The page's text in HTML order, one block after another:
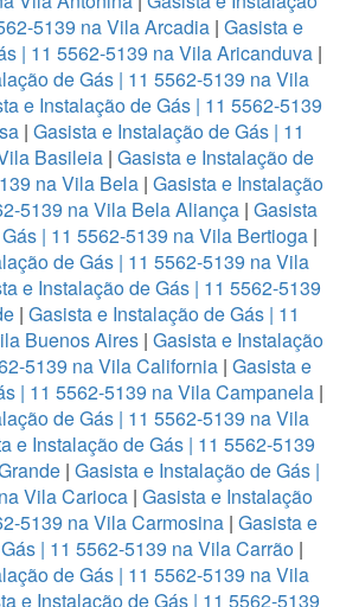
5139 na Vila Arcadia | Gasista e
| 11 5562-5139 na Vila Aricanduva |
de Gás | 11 5562-5139 na Vila
e Instalação de Gás | 11 5562-5139
| Gasista e Instalação de Gás | 11
Basileia| Gasista e Instalação de
na Vila Bela| Gasista e Instalação
5139 na Vila Bela Aliança| Gasista
| 11 5562-5139 na Vila Bertioga |
de Gás | 11 5562-5139 na Vila
e Instalação de Gás | 11 5562-5139
| Gasista e Instalação de Gás | 11
Buenos Aires| Gasista e Instalação
5139 na Vila California | Gasista e
| 11 5562-5139 na Vila Campanela |
de Gás | 11 5562-5139 na Vila
e Instalação de Gás | 11 5562-5139
| Gasista e Instalação de Gás |
Vila Carioca| Gasista e Instalação
5139 na Vila Carmosina| Gasista e
| 11 5562-5139 na Vila Carrão |
de Gás | 11 5562-5139 na Vila
e Instalação de Gás | 11 5562-5139